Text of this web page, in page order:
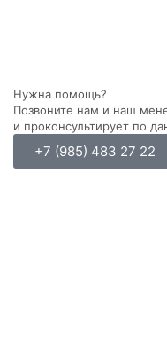
Нужна помощь?
Позвоните нам и наш
и проконсультирует по
+7 (985) 483 27 22